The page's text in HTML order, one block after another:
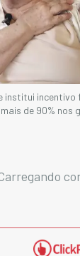
institui incentivo
de 90%